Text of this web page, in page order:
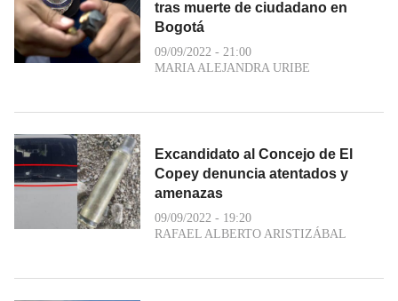
tras muerte de ciudadano en
Bogotá
09/09/2022 - 21:00
MARIA ALEJANDRA URIBE
Excandidato al Concejo de El
Copey denuncia atentados y
amenazas
09/09/2022 - 19:20
RAFAEL ALBERTO ARISTIZÁBAL